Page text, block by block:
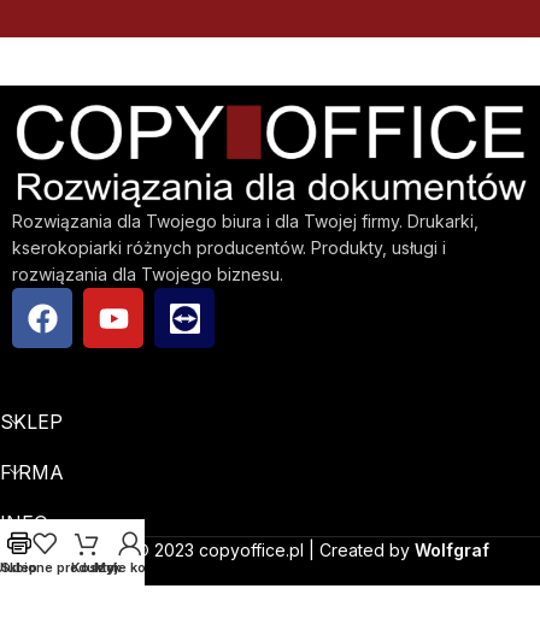
Rozwiązania dla Twojego biura i dla Twojej firmy. Drukarki,
kserokopiarki różnych producentów. Produkty, usługi i
rozwiązania dla Twojego biznesu.
SKLEP
FIRMA
INFO
Copyright © 2023 copyoffice.pl | Created by Wolfgraf
Sklep produkty
KoszykMoje konto